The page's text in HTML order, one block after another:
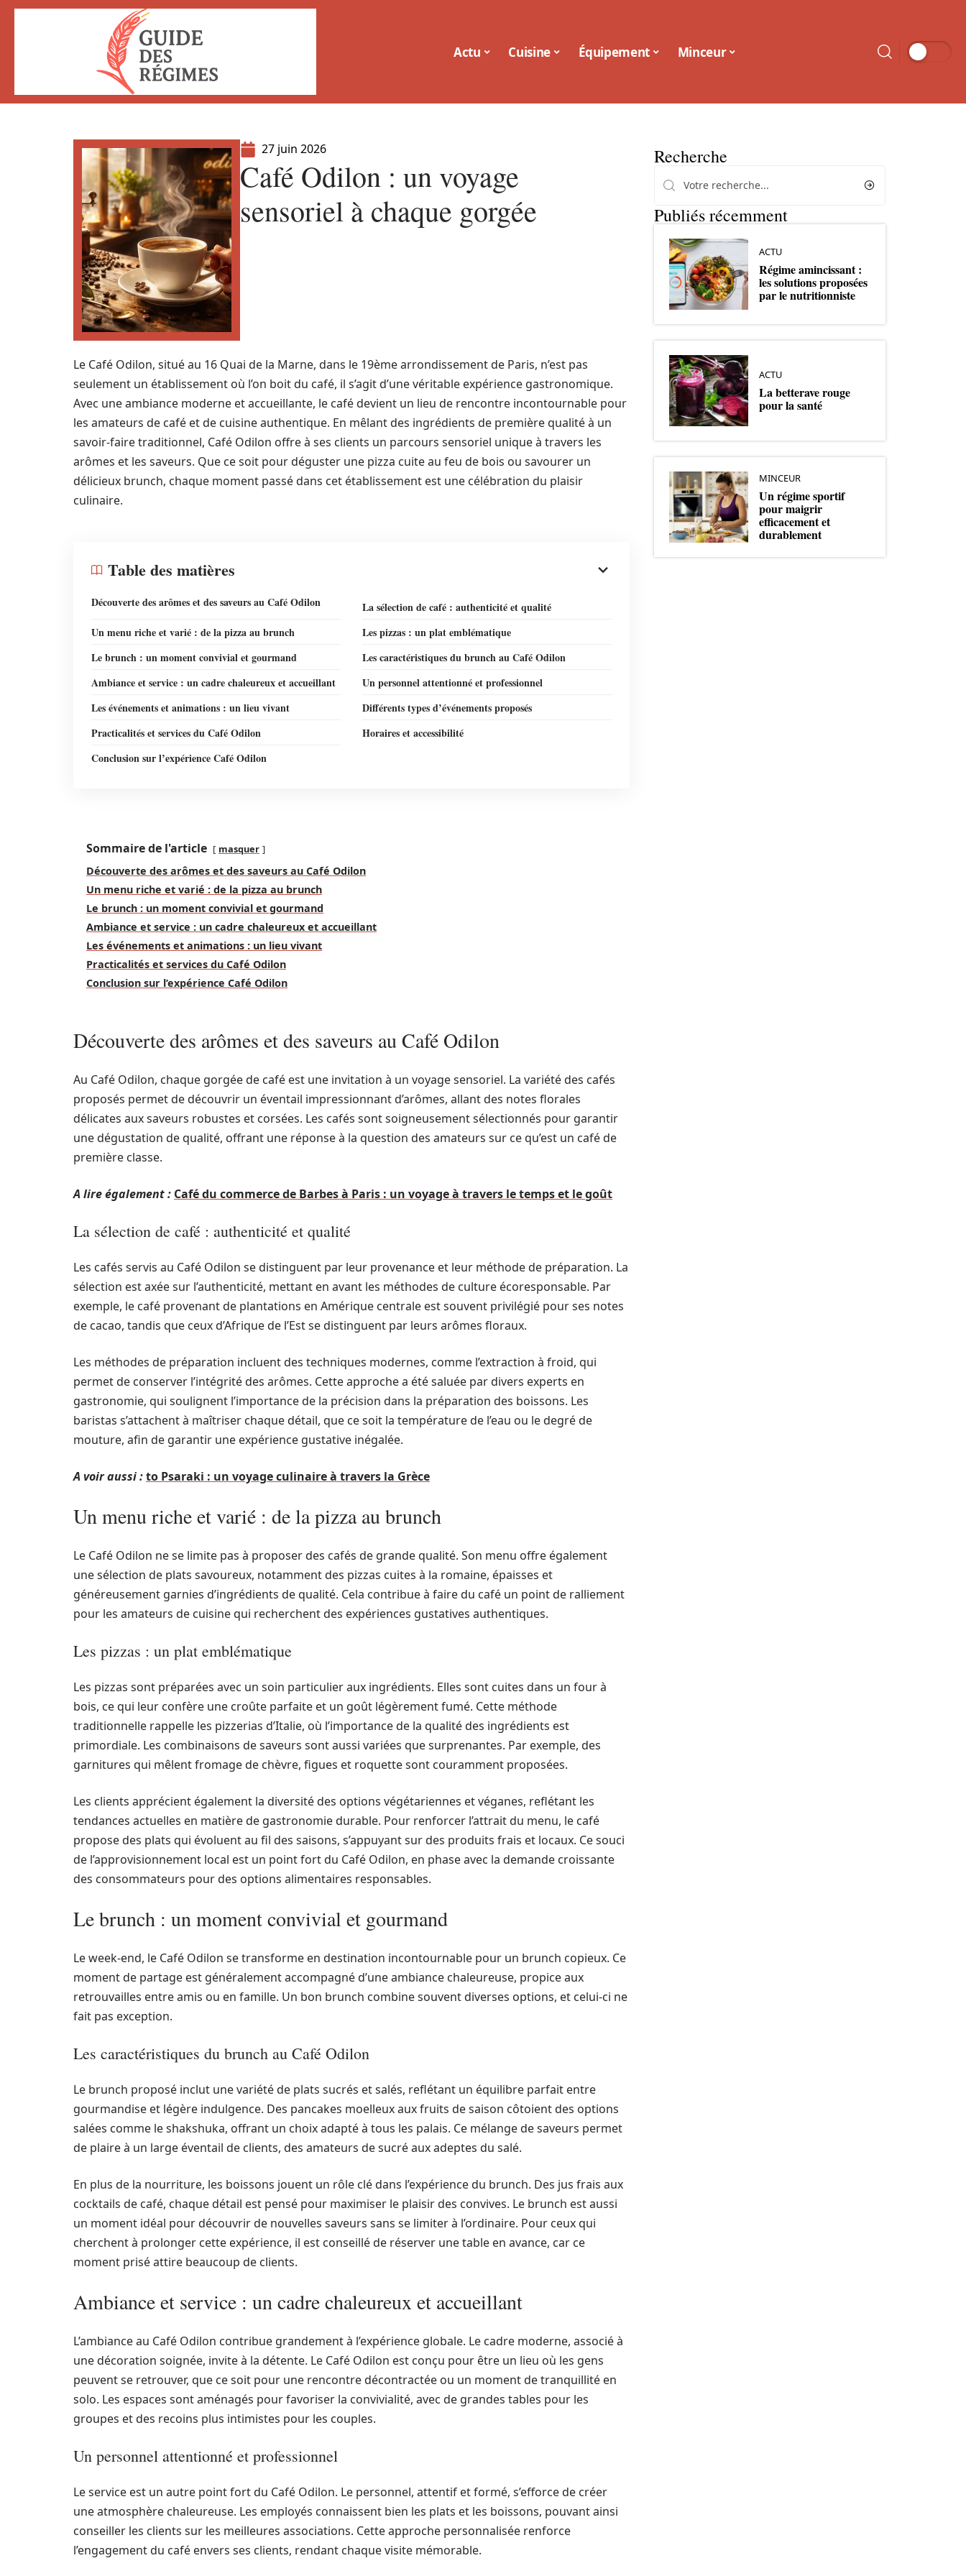
Actu Cuisine Équipement Minceur
27 juin 2026
Café Odilon : un voyage
sensoriel à chaque gorgée
Le Café Odilon, situé au 16 Quai de la Marne, dans le 19ème arrondissement de Paris, n’est pas
seulement un établissement où l’on boit du café, il s’agit d’une véritable expérience gastronomique.
Avec une ambiance moderne et accueillante, le café devient un lieu de rencontre incontournable pour
les amateurs de café et de cuisine authentique. En mêlant des ingrédients de première qualité à un
savoir-faire traditionnel, Café Odilon offre à ses clients un parcours sensoriel unique à travers les
arômes et les saveurs. Que ce soit pour déguster une pizza cuite au feu de bois ou savourer un
délicieux brunch, chaque moment passé dans cet établissement est une célébration du plaisir
culinaire.
Table des matières
Découverte des arômes et des saveurs au Café Odilon
La sélection de café : authenticité et qualité
Un menu riche et varié : de la pizza au brunch
Les pizzas : un plat emblématique
Le brunch : un moment convivial et gourmand
Les caractéristiques du brunch au Café Odilon
Ambiance et service : un cadre chaleureux et accueillant
Un personnel attentionné et professionnel
Les événements et animations : un lieu vivant
Différents types d’événements proposés
Practicalités et services du Café Odilon
Horaires et accessibilité
Conclusion sur l’expérience Café Odilon
Sommaire de l'article masquer
Découverte des arômes et des saveurs au Café Odilon
Un menu riche et varié : de la pizza au brunch
Le brunch : un moment convivial et gourmand
Ambiance et service : un cadre chaleureux et accueillant
Les événements et animations : un lieu vivant
Practicalités et services du Café Odilon
Conclusion sur l’expérience Café Odilon
Découverte des arômes et des saveurs au Café Odilon
Au Café Odilon, chaque gorgée de café est une invitation à un voyage sensoriel. La variété des cafés
proposés permet de découvrir un éventail impressionnant d’arômes, allant des notes florales
délicates aux saveurs robustes et corsées. Les cafés sont soigneusement sélectionnés pour garantir
une dégustation de qualité, offrant une réponse à la question des amateurs sur ce qu’est un café de
première classe.
A lire également : Café du commerce de Barbes à Paris : un voyage à travers le temps et le goût
La sélection de café : authenticité et qualité
Les cafés servis au Café Odilon se distinguent par leur provenance et leur méthode de préparation. La
sélection est axée sur l’authenticité, mettant en avant les méthodes de culture écoresponsable. Par
exemple, le café provenant de plantations en Amérique centrale est souvent privilégié pour ses notes
de cacao, tandis que ceux d’Afrique de l’Est se distinguent par leurs arômes floraux.
Les méthodes de préparation incluent des techniques modernes, comme l’extraction à froid, qui
permet de conserver l’intégrité des arômes. Cette approche a été saluée par divers experts en
gastronomie, qui soulignent l’importance de la précision dans la préparation des boissons. Les
baristas s’attachent à maîtriser chaque détail, que ce soit la température de l’eau ou le degré de
mouture, afin de garantir une expérience gustative inégalée.
A voir aussi :to Psaraki : un voyage culinaire à travers la Grèce
Un menu riche et varié : de la pizza au brunch
Le Café Odilon ne se limite pas à proposer des cafés de grande qualité. Son menu offre également
une sélection de plats savoureux, notamment des pizzas cuites à la romaine, épaisses et
généreusement garnies d’ingrédients de qualité. Cela contribue à faire du café un point de ralliement
pour les amateurs de cuisine qui recherchent des expériences gustatives authentiques.
Les pizzas : un plat emblématique
Les pizzas sont préparées avec un soin particulier aux ingrédients. Elles sont cuites dans un four à
bois, ce qui leur confère une croûte parfaite et un goût légèrement fumé. Cette méthode
traditionnelle rappelle les pizzerias d’Italie, où l’importance de la qualité des ingrédients est
primordiale. Les combinaisons de saveurs sont aussi variées que surprenantes. Par exemple, des
garnitures qui mêlent fromage de chèvre, figues et roquette sont couramment proposées.
Les clients apprécient également la diversité des options végétariennes et véganes, reflétant les
tendances actuelles en matière de gastronomie durable. Pour renforcer l’attrait du menu, le café
propose des plats qui évoluent au fil des saisons, s’appuyant sur des produits frais et locaux. Ce souci
de l’approvisionnement local est un point fort du Café Odilon, en phase avec la demande croissante
des consommateurs pour des options alimentaires responsables.
Le brunch : un moment convivial et gourmand
Le week-end, le Café Odilon se transforme en destination incontournable pour un brunch copieux. Ce
moment de partage est généralement accompagné d’une ambiance chaleureuse, propice aux
retrouvailles entre amis ou en famille. Un bon brunch combine souvent diverses options, et celui-ci ne
fait pas exception.
Les caractéristiques du brunch au Café Odilon
Le brunch proposé inclut une variété de plats sucrés et salés, reflétant un équilibre parfait entre
gourmandise et légère indulgence. Des pancakes moelleux aux fruits de saison côtoient des options
salées comme le shakshuka, offrant un choix adapté à tous les palais. Ce mélange de saveurs permet
de plaire à un large éventail de clients, des amateurs de sucré aux adeptes du salé.
En plus de la nourriture, les boissons jouent un rôle clé dans l’expérience du brunch. Des jus frais aux
cocktails de café, chaque détail est pensé pour maximiser le plaisir des convives. Le brunch est aussi
un moment idéal pour découvrir de nouvelles saveurs sans se limiter à l’ordinaire. Pour ceux qui
cherchent à prolonger cette expérience, il est conseillé de réserver une table en avance, car ce
moment prisé attire beaucoup de clients.
Ambiance et service : un cadre chaleureux et accueillant
L’ambiance au Café Odilon contribue grandement à l’expérience globale. Le cadre moderne, associé à
une décoration soignée, invite à la détente. Le Café Odilon est conçu pour être un lieu où les gens
peuvent se retrouver, que ce soit pour une rencontre décontractée ou un moment de tranquillité en
solo. Les espaces sont aménagés pour favoriser la convivialité, avec de grandes tables pour les
groupes et des recoins plus intimistes pour les couples.
Un personnel attentionné et professionnel
Le service est un autre point fort du Café Odilon. Le personnel, attentif et formé, s’efforce de créer
une atmosphère chaleureuse. Les employés connaissent bien les plats et les boissons, pouvant ainsi
conseiller les clients sur les meilleures associations. Cette approche personnalisée renforce
l’engagement du café envers ses clients, rendant chaque visite mémorable.
Recherche
Publiés récemment
ACTU
Régime amincissant :
les solutions proposées
par le nutritionniste
ACTU
La betterave rouge
pour la santé
MINCEUR
Un régime sportif
pour maigrir
efficacement et
durablement